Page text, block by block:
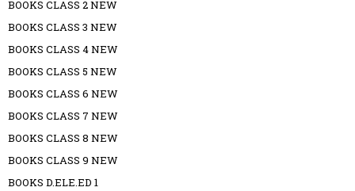
BOOKS CLASS 2 NEW
BOOKS CLASS 3 NEW
BOOKS CLASS 4 NEW
BOOKS CLASS 5 NEW
BOOKS CLASS 6 NEW
BOOKS CLASS 7 NEW
BOOKS CLASS 8 NEW
BOOKS CLASS 9 NEW
BOOKS D.ELE.ED 1